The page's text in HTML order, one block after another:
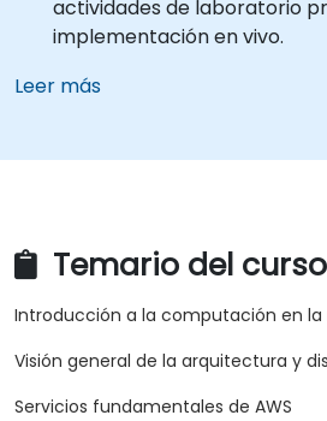
actividades de laboratorio
implementación en vivo.
Leer más
Temario del curso
Introducción a la computación en la
Visión general de la arquitectura y
Servicios fundamentales de AWS